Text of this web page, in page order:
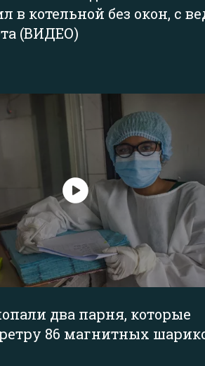
в котельной без окон, с
(ВИДЕО)
два парня, которые
86 магнитных